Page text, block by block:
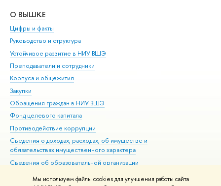
Мы используем файлы cookies для улучшения работы сайта
О ВЫШКЕ
Цифры и факты
Руководство и структура
Устойчивое развитие в НИУ ВШЭ
Преподаватели и сотрудники
Корпуса и общежития
Закупки
Обращения граждан в НИУ ВШЭ
Фонд целевого капитала
Противодействие коррупции
Сведения о доходах, расходах, об имуществе и
обязательствах имущественного характера
Сведения об образовательной организации
Людям с ограниченными возможностями здоровья